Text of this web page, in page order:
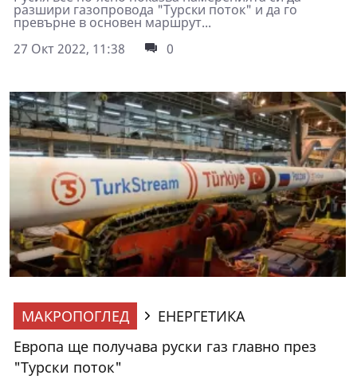
разшири газопровода "Турски поток" и да го
превърне в основен маршрут...
27 Окт 2022, 11:38
0
МАКРОПОГЛЕД
ЕНЕРГЕТИКА
Европа ще получава руски газ главно през
"Турски поток"